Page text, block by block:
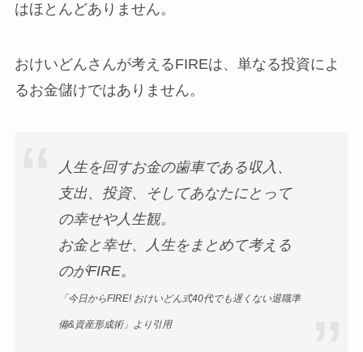
はほとんどありません。
おけいどんさんが考えるFIREは、単なる投資によ
るお金儲けではありません。
人生を回すお金の歯車である収入、
支出、投資、そしてあなたにとって
の幸せや人生観。
お金と幸せ、人生をまとめて考える
のがFIRE。
「今日からFIRE! おけいどん式40代でも遅くない退職準
備&資産形成術」より引用